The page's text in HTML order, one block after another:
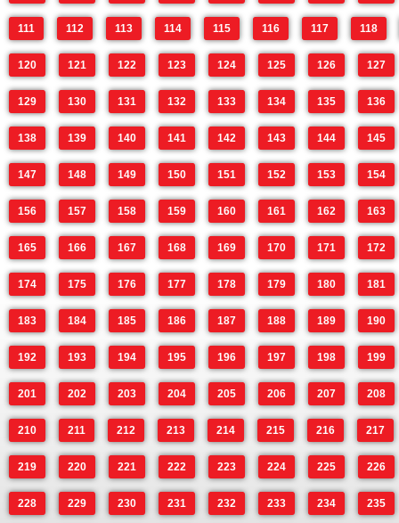
111 112 113 114 115 116 117 118
120 121 122 123 124 125 126 127
129 130 131 132 133 134 135 136
138 139 140 141 142 143 144 145
147 148 149 150 151 152 153 154
156 157 158 159 160 161 162 163
165 166 167 168 169 170 171 172
174 175 176 177 178 179 180 181
183 184 185 186 187 188 189 190
192 193 194 195 196 197 198 199
201 202 203 204 205 206 207 208
210 211 212 213 214 215 216 217
219 220 221 222 223 224 225 226
228 229 230 231 232 233 234 235